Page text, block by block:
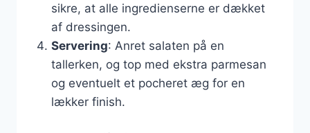
sikre, at alle ingredienserne er dækket
af dressingen.
Servering: Anret salaten på en
tallerken, og top med ekstra parmesan
og eventuelt et pocheret æg for en
lækker finish.